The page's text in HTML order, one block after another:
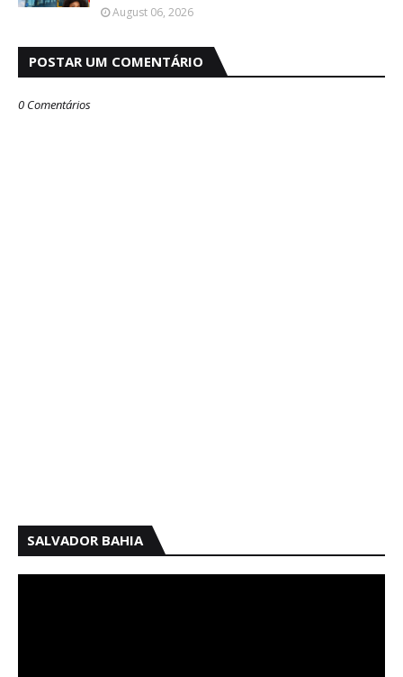
August 06, 2026
POSTAR UM COMENTÁRIO
0 Comentários
SALVADOR BAHIA